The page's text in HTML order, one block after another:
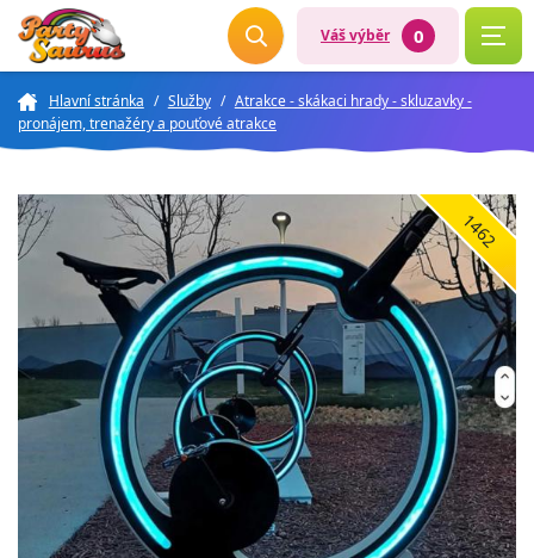
Váš výběr 0
Hlavní stránka / Služby / Atrakce - skákaci hrady - skluzavky -
pronájem, trenažéry a pouťové atrakce
1462